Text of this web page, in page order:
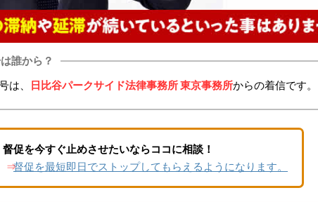
誰から？
は、
日比谷パークサイド法律事務所 東京事務所からの着信です。
督促を今すぐ止めさせたいならココに相談！
⇒督促を最短即日でストップしてもらえるようになります。